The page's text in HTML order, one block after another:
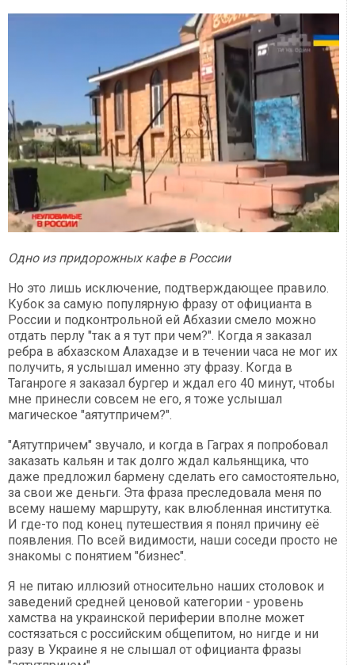
Одно из придорожных кафе в России
Но это лишь исключение, подтверждающее правило.
Кубок за самую популярную фразу от официанта в
России и подконтрольной ей Абхазии смело можно
отдать перлу "так а я тут при чем?". Когда я заказал
ребра в абхазском Алахадзе и в течении часа не мог их
получить, я услышал именно эту фразу. Когда в
Таганроге я заказал бургер и ждал его 40 минут, чтобы
мне принесли совсем не его, я тоже услышал
магическое "аятутпричем?".
"Аятутпричем" звучало, и когда в Гаграх я попробовал
заказать кальян и так долго ждал кальянщика, что
даже предложил бармену сделать его самостоятельно,
за свои же деньги. Эта фраза преследовала меня по
всему нашему маршруту, как влюбленная институтка.
И где-то под конец путешествия я понял причину её
появления. По всей видимости, наши соседи просто не
знакомы с понятием "бизнес".
Я не питаю иллюзий относительно наших столовок и
заведений средней ценовой категории - уровень
хамства на украинской периферии вполне может
состязаться с российским общепитом, но нигде и ни
разу в Украине я не слышал от официанта фразы